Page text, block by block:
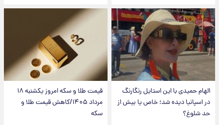
الهام حمیدی با این استایل رنگارنگ
در اسپانیا دیده شد؛ خاص یا بیش از
حد شلوغ؟
قیمت طلا و سکه امروز یکشنبه ۱۸
مرداد ۱۴۰۵/کاهش قیمت طلا و
سکه